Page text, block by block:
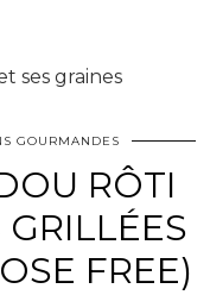
ses graines
GOURMANDES
RÔTI
GRILLÉES
FREE)